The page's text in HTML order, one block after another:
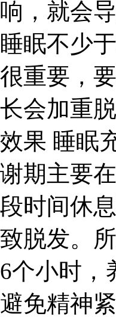
响，就会
睡眠不少
很重要，
长会加重
效果 睡眠
谢期主要
段时间休
致脱发。
6个小时，
避免精神